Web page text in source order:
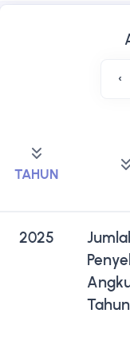
‹
TAHUN
2025